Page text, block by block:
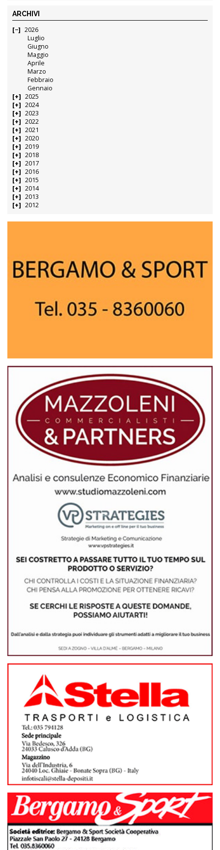
ARCHIVI
2026
Luglio
Giugno
Maggio
Aprile
Marzo
Febbraio
Gennaio
2025
2024
2023
2022
2021
2020
2019
2018
2017
2016
2015
2014
2013
2012